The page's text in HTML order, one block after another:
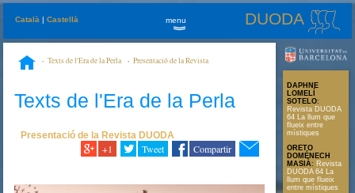
Català |Castellà DUODA
menu
»
Texts de l'Era de la Perla
Presentació de la Revista
Texts de l'Era de la Perla
Presentació de la Revista DUODA
+1 Tweet Compartir
DAPHNE
LOMELÍ
SOTELO:
Revista DUODA
64 La llum que
flueix entre
místiques
ORETO
DOMÉNECH
MASIÀ: Revista
DUODA 64 La
llum que flueix
entre místiques